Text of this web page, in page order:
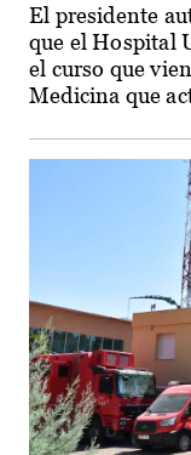
El presidente
que el Hospital
el curso que
Medicina que